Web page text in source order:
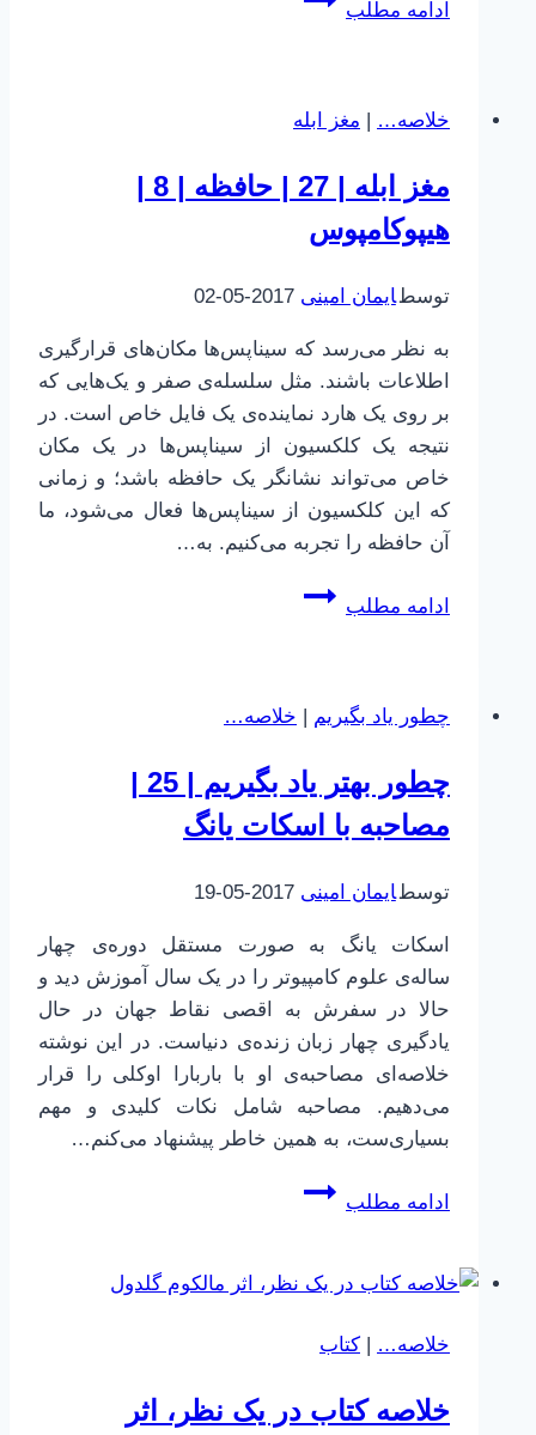
ادامه مطلب
|
اول
خلاصه… | مغز ابله
مغز ابله | 27 | حافظه | 8 |
هیپوکامپوس
توسطایمان امینی 2017-05-02
به نظر می‌رسد که سیناپس‌ها مکان‌های قرارگیری
اطلاعات باشند. مثل سلسله‌ی صفر و یک‌هایی که
بر روی یک هارد نماینده‌ی یک فایل خاص است. در
نتیجه یک کلکسیون از سیناپس‌ها در یک مکان
خاص می‌تواند نشانگر یک حافظه باشد؛ و زمانی
که این کلکسیون از سیناپس‌ها فعال می‌شود، ما
آن حافظه را تجربه می‌کنیم. به…
ادامه مطلب
مغز
|
|
8
هیپوکامپوس
چطور یاد بگیریم | خلاصه…
چطور بهتر یاد بگیریم | 25 |
مصاحبه با اسکات یانگ
توسطایمان امینی 2017-05-19
اسکات یانگ به صورت مستقل دوره‌ی چهار
ساله‌ی علوم کامپیوتر را در یک سال آموزش دید و
حالا در سفرش به اقصی نقاط جهان در حال
یادگیری چهار زبان زنده‌ی دنیاست. در این نوشته
خلاصه‌ای مصاحبه‌ی او با باربارا اوکلی را قرار
می‌دهیم. مصاحبه شامل نکات کلیدی و مهم
بسیاری‌ست، به همین خاطر پیشنهاد می‌کنم…
ادامه مطلب
چطور
بگیریم
25
مصاحبه
خلاصه… | کتاب
خلاصه کتاب در یک نظر، اثر